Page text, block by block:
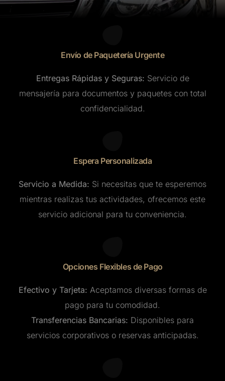
Envío de Paquetería Urgente
Entregas Rápidas y Seguras: Servicio de
mensajería para documentos y paquetes con total
confidencialidad.
Espera Personalizada
Servicio a Medida: Si necesitas que te esperemos
mientras realizas tus actividades, ofrecemos este
servicio adicional para tu conveniencia.
Opciones Flexibles de Pago
Efectivo y Tarjeta: Aceptamos diversas formas de
pago para tu comodidad.
Transferencias Bancarias: Disponibles para
servicios corporativos o reservas anticipadas.